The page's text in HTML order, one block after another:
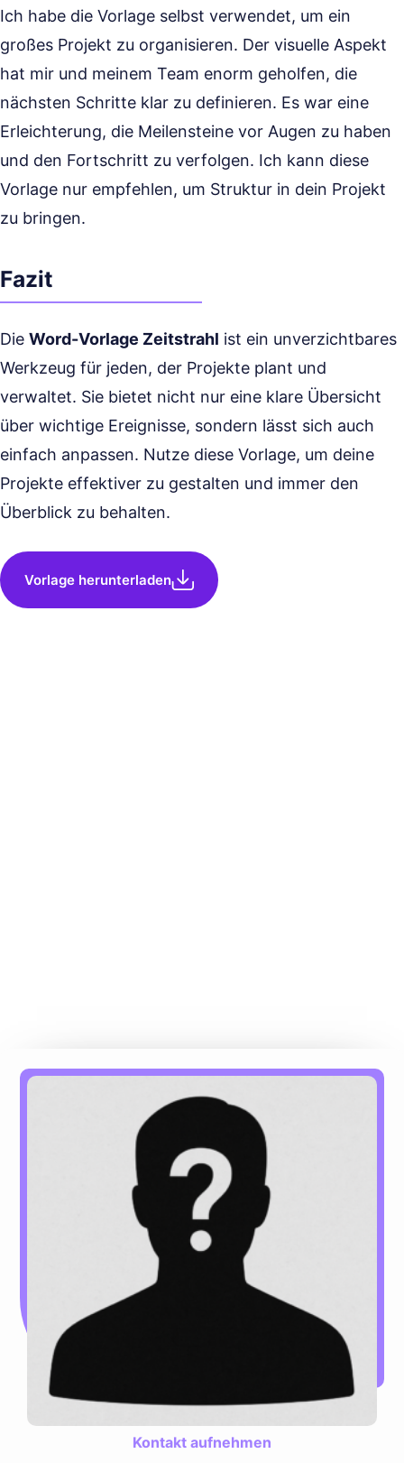
Ich habe die Vorlage selbst verwendet, um ein
großes Projekt zu organisieren. Der visuelle Aspekt
hat mir und meinem Team enorm geholfen, die
nächsten Schritte klar zu definieren. Es war eine
Erleichterung, die Meilensteine vor Augen zu haben
und den Fortschritt zu verfolgen. Ich kann diese
Vorlage nur empfehlen, um Struktur in dein Projekt
zu bringen.
Fazit
Die Word-Vorlage Zeitstrahl ist ein unverzichtbares
Werkzeug für jeden, der Projekte plant und
verwaltet. Sie bietet nicht nur eine klare Übersicht
über wichtige Ereignisse, sondern lässt sich auch
einfach anpassen. Nutze diese Vorlage, um deine
Projekte effektiver zu gestalten und immer den
Überblick zu behalten.
Vorlage herunterladen
Kontakt aufnehmen